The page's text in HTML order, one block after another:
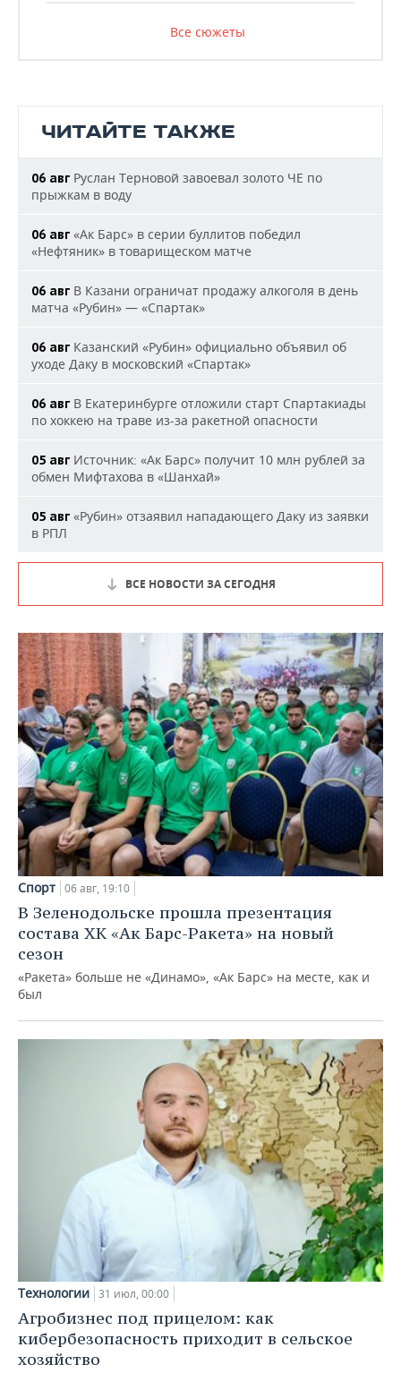
Все сюжеты
ЧИТАЙТЕ ТАКЖЕ
06 авг Руслан Терновой завоевал золото ЧЕ по
прыжкам в воду
06 авг «Ак Барс» в серии буллитов победил
«Нефтяник» в товарищеском матче
06 авг В Казани ограничат продажу алкоголя в день
матча «Рубин» — «Спартак»
06 авг Казанский «Рубин» официально объявил об
уходе Даку в московский «Спартак»
06 авг В Екатеринбурге отложили старт Спартакиады
по хоккею на траве из-за ракетной опасности
05 авг Источник: «Ак Барс» получит 10 млн рублей за
обмен Мифтахова в «Шанхай»
05 авг «Рубин» отзаявил нападающего Даку из заявки
в РПЛ
ВСЕ НОВОСТИ ЗА СЕГОДНЯ
Спорт 06 авг, 19:10
В Зеленодольске прошла презентация
состава ХК «Ак Барс-Ракета» на новый
сезон
«Ракета» больше не «Динамо», «Ак Барс» на месте, как и
был
Технологии 31 июл, 00:00
Агробизнес под прицелом: как
кибербезопасность приходит в сельское
хозяйство